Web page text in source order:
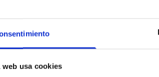
web usa cookies
Lo sentimos pero el coche